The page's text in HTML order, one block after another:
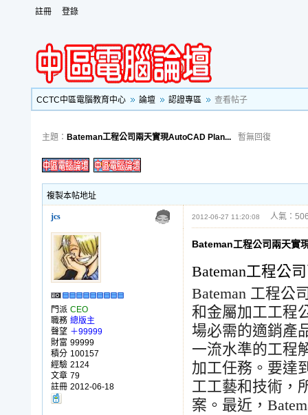
註冊 登錄
CCTC中區電腦教育中心 論壇 認證專區 查看帖子
主題： Bateman工程公司兩天實現AutoCAD Plan... 暫無回復
複製本帖地址
jcs 2012-06-27 11:20:08 人氣：
門派 CEO
職務 總版主
聲望 ＋99999
財富 99999
積分 100157
經驗 2124
文章 79
註冊 2012-06-18
Bateman工程公司兩天實
Bateman工程公
Bateman 工程公
和金屬加工工程
場必需的適銷產
一流水準的工程
加工任務。要達
工工藝和技術，
案。最近，